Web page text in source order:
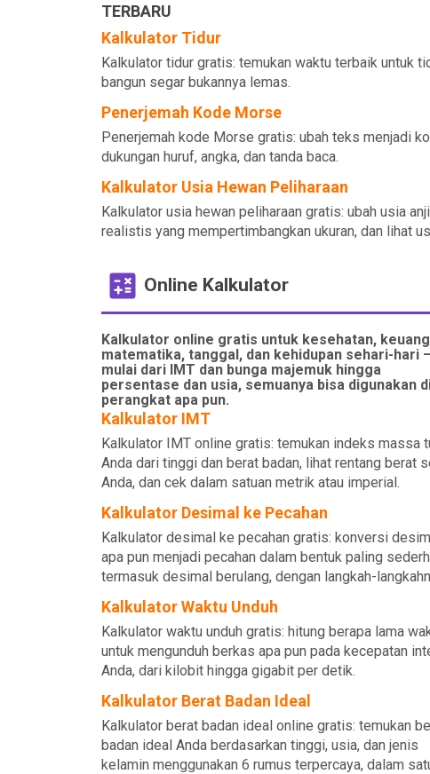
TERBARU
Kalkulator Tidur
Kalkulator tidur gratis: temukan waktu terbaik untuk
bangun segar bukannya lemas.
Penerjemah Kode Morse
Penerjemah kode Morse gratis: ubah teks menjadi
dukungan huruf, angka, dan tanda baca.
Kalkulator Usia Hewan Peliharaan
Kalkulator usia hewan peliharaan gratis: ubah usia
realistis yang mempertimbangkan ukuran, dan lihat
Online Kalkulator
Kalkulator online gratis untuk kesehatan,
matematika, tanggal, dan kehidupan sehari-hari
mulai dari IMT dan bunga majemuk hingga
persentase dan usia, semuanya bisa digunakan
perangkat apa pun.
Kalkulator IMT
Kalkulator IMT online gratis: temukan indeks massa
Anda dari tinggi dan berat badan, lihat rentang berat
Anda, dan cek dalam satuan metrik atau imperial.
Kalkulator Desimal ke Pecahan
Kalkulator desimal ke pecahan gratis: konversi
apa pun menjadi pecahan dalam bentuk paling
termasuk desimal berulang, dengan langkah-
Kalkulator Waktu Unduh
Kalkulator waktu unduh gratis: hitung berapa lama
untuk mengunduh berkas apa pun pada kecepatan
Anda, dari kilobit hingga gigabit per detik.
Kalkulator Berat Badan Ideal
Kalkulator berat badan ideal online gratis: temukan
badan ideal Anda berdasarkan tinggi, usia, dan jenis
kelamin menggunakan 6 rumus terpercaya, dalam